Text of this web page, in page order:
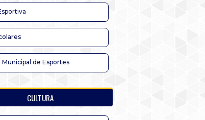
Municipal de Esportes
CULTURA